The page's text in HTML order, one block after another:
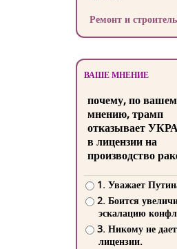
Ремонт и
ВАШЕ МНЕНИЕ
почему, по
мнению, трамп
отказывает
в лицензии на
производство
1. Уважает
2. Боится
эскалацию
3. Никому не
лицензии.